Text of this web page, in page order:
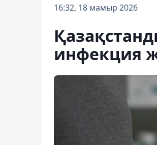
16:32, 18 мамыр 2026
инфекция